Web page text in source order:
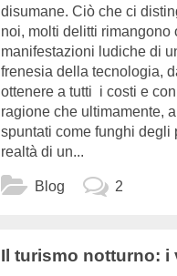
disumane. Ciò che ci
noi, molti delitti
manifestazioni ludiche di
frenesia della tecnologia,
ottenere a tutti i costi e
ragione che ultimamente,
spuntati come funghi degli
realtà di un...
Blog 2
Il turismo notturno: i